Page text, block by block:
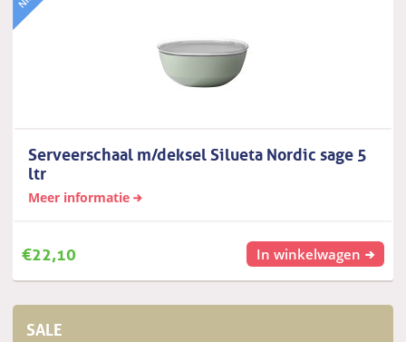
Serveerschaal m/deksel Silueta Nordic sage 5
ltr
Meer informatie
€22,10 In winkelwagen
SALE